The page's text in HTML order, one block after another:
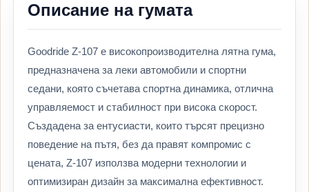
Описание на гумата
Goodride Z-107 е високопроизводителна лятна гума,
предназначена за леки автомобили и спортни
седани, която съчетава спортна динамика, отлична
управляемост и стабилност при висока скорост.
Създадена за ентусиасти, които търсят прецизно
поведение на пътя, без да правят компромис с
цената, Z-107 използва модерни технологии и
оптимизиран дизайн за максимална ефективност.